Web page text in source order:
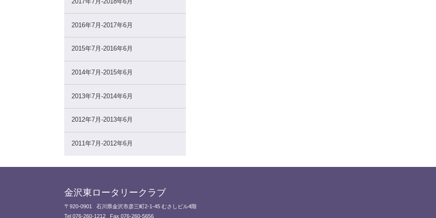
2016年7月-2017年6月
2015年7月-2016年6月
2014年7月-2015年6月
2013年7月-2014年6月
2012年7月-2013年6月
2011年7月-2012年6月
金沢東ロータリークラブ
〒920-0901
石川県金沢市彦三町2-1-45 むさしビル4階
Tel 076-260-1212
Fax 076-260-5656